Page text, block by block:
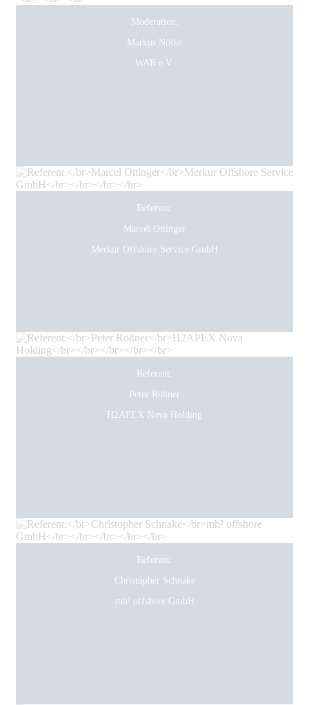
Moderation:
Markus Nölke
WAB e.V.
Referent:
Marcel Ottinger
Merkur Offshore Service GmbH
Referent:
Peter Rößner
H2APEX Nova Holding
Referent:
Christopher Schnake
mh² offshore GmbH